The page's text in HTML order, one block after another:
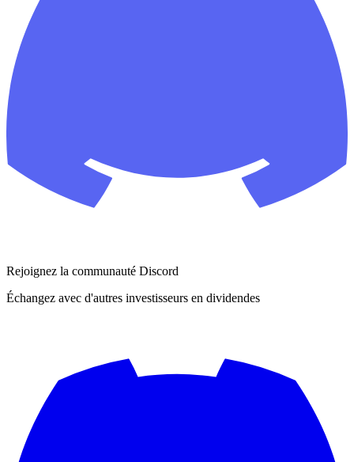
Rejoignez la communauté Discord
Échangez avec d'autres investisseurs en dividendes